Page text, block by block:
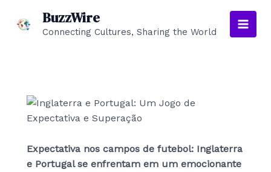
BuzzWire
Connecting Cultures, Sharing the World
Main
Expectativa nos campos de futebol: Inglaterra
e Portugal se enfrentam em um emocionante